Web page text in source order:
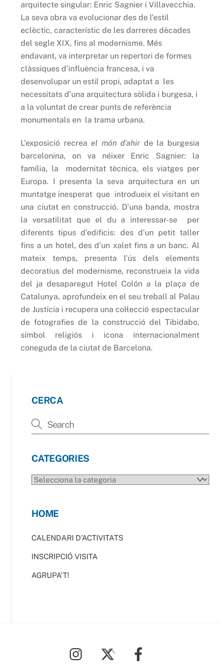
arquitecte singular: Enric Sagnier i Villavecchia.
La seva obra va evolucionar des de l’estil
eclèctic, característic de les darreres dècades
del segle XIX, fins al modernisme. Més
endavant, va interpretar un repertori de formes
clàssiques d’influència francesa, i va
desenvolupar un estil propi, adaptat a les
necessitats d’una arquitectura sòlida i burgesa, i
a la voluntat de crear punts de referència
monumentals en la trama urbana.
L’exposició recreael món d’ahir de la burgesia
barcelonina, on va néixer Enric Sagnier: la
família, la modernitat tècnica, els viatges per
Europa. I presenta la seva arquitectura en un
muntatge inesperat que introdueix el visitant en
una ciutat en construcció. D’una banda, mostra
la versatilitat que el du a interessar-se per
diferents tipus d’edificis: des d’un petit taller
fins a un hotel, des d’un xalet fins a un banc. Al
mateix temps, presenta l’ús dels elements
decoratius del modernisme, reconstrueix la vida
del ja desaparegut Hotel Colón a la plaça de
Catalunya, aprofundeix en el seu treball al Palau
de Justícia i recupera una col·lecció espectacular
de fotografies de la construcció del Tibidabo,
símbol religiós i icona internacionalment
coneguda de la ciutat de Barcelona.
CERCA
CATEGORIES
CATEGORIES
HOME
CALENDARI D’ACTIVITATS
INSCRIPCIÓ VISITA
AGRUPA’T!
To
Top